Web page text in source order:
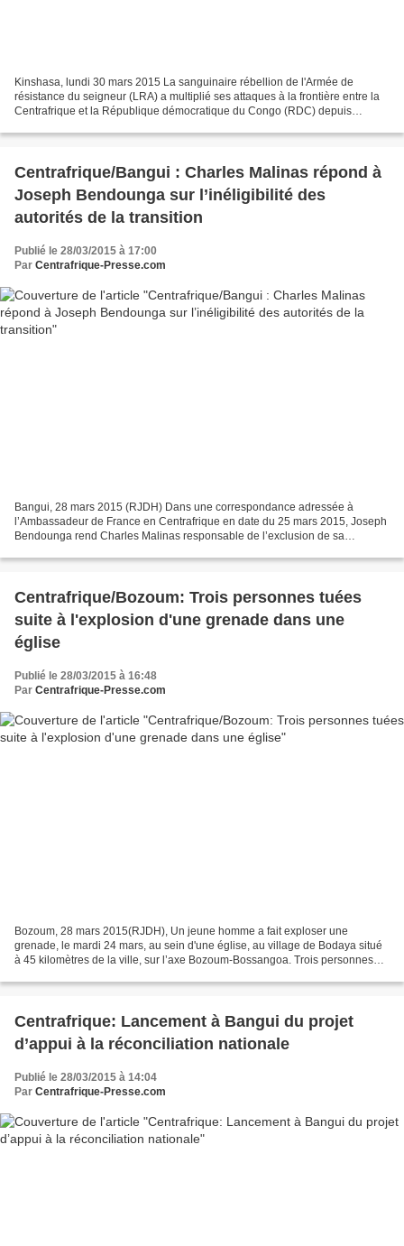
Kinshasa, lundi 30 mars 2015 La sanguinaire rébellion de l'Armée de
résistance du seigneur (LRA) a multiplié ses attaques à la frontière entre la
Centrafrique et la République démocratique du Congo (RDC) depuis
Centrafrique/Bangui : Charles Malinas répond à
Joseph Bendounga sur l’inéligibilité des
autorités de la transition
Publié le 28/03/2015 à 17:00
Par Centrafrique-Presse.com
Bangui, 28 mars 2015 (RJDH) Dans une correspondance adressée à
l’Ambassadeur de France en Centrafrique en date du 25 mars 2015, Joseph
Bendounga rend Charles Malinas responsable de l’exclusion de sa
Centrafrique/Bozoum: Trois personnes tuées
suite à l'explosion d'une grenade dans une
église
Publié le 28/03/2015 à 16:48
Par Centrafrique-Presse.com
Bozoum, 28 mars 2015(RJDH), Un jeune homme a fait exploser une
grenade, le mardi 24 mars, au sein d'une église, au village de Bodaya situé
à 45 kilomètres de la ville, sur l’axe Bozoum-Bossangoa. Trois personnes
Centrafrique: Lancement à Bangui du projet
d’appui à la réconciliation nationale
Publié le 28/03/2015 à 14:04
Par Centrafrique-Presse.com